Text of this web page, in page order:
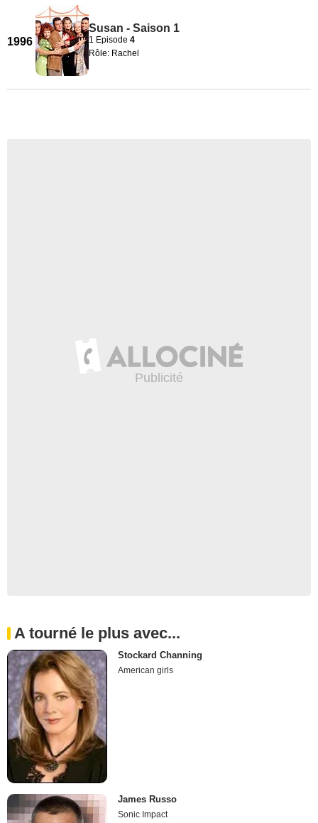
1996
Susan - Saison 1
1 Episode 4
Rôle: Rachel
A tourné le plus avec...
Stockard Channing
American girls
James Russo
Sonic Impact